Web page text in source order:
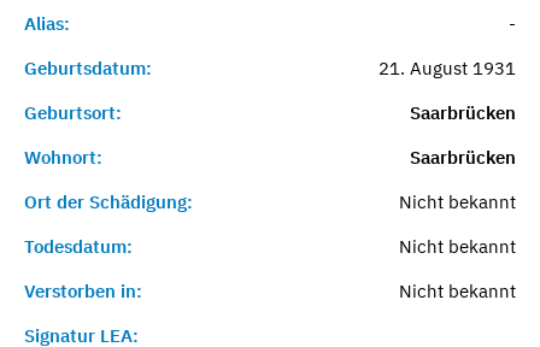
Alias:
-
Geburtsdatum:
21. August 1931
Geburtsort:
Saarbrücken
Wohnort:
Saarbrücken
Ort der Schädigung:
Nicht bekannt
Todesdatum:
Nicht bekannt
Verstorben in:
Nicht bekannt
Signatur LEA: